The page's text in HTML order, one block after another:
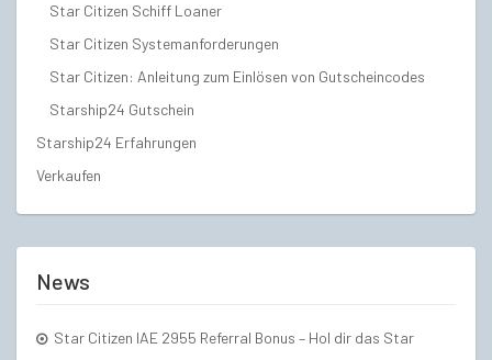
Star Citizen Schiff Loaner
Star Citizen Systemanforderungen
Star Citizen: Anleitung zum Einlösen von Gutscheincodes
Starship24 Gutschein
Starship24 Erfahrungen
Verkaufen
News
Star Citizen IAE 2955 Referral Bonus – Hol dir das Star